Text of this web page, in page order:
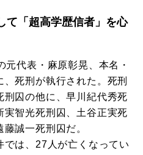
て「超高学歴信者」を心
代表・麻原彰晃、本名・
死刑が執行された。死刑
刑囚の他に、早川紀代秀死
智光死刑囚、土谷正実死
誠一死刑囚だ。
では、27人が亡くなってい